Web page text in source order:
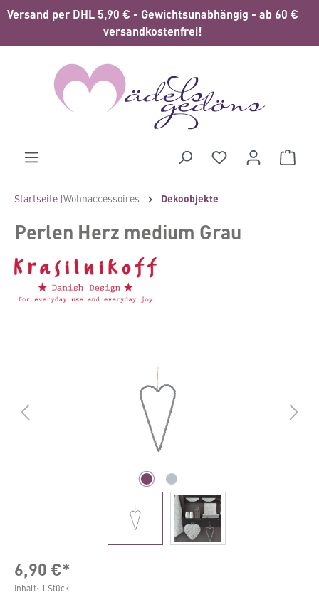
springen
Versand per DHL 5,90 € - Gewichtsunabhängig - ab 60 €
versandkostenfrei!
Startseite |Wohnaccessoires Dekoobjekte
Perlen Herz medium Grau
6,90 €*
Inhalt: 1 Stück